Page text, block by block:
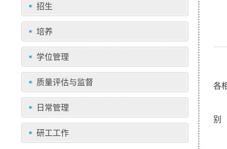
招生
培养
学位管理
质量评估与监督
日常管理
研工工作
各
别